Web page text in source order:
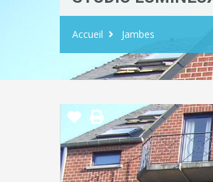
Accueil Jambes